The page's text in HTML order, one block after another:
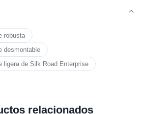
robusta
desmontable
ligera de Silk Road Enterprise
relacionados